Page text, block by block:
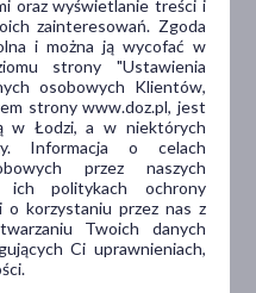
nastroju. Jeśli pacjent już
nastroju i depresję, należy
o wszystkich lekach
lub ostatnio, a także o
oraz wyświetlanie treści i
zainteresowań. Zgoda
i można ją wycofać w
strony "Ustawienia
osobowych Klientów,
strony www.doz.pl, jest
w Łodzi, a w niektórych
Informacja o celach
przez naszych
politykach ochrony
o korzystaniu przez nas z
Twoich danych
Ci uprawnieniach,